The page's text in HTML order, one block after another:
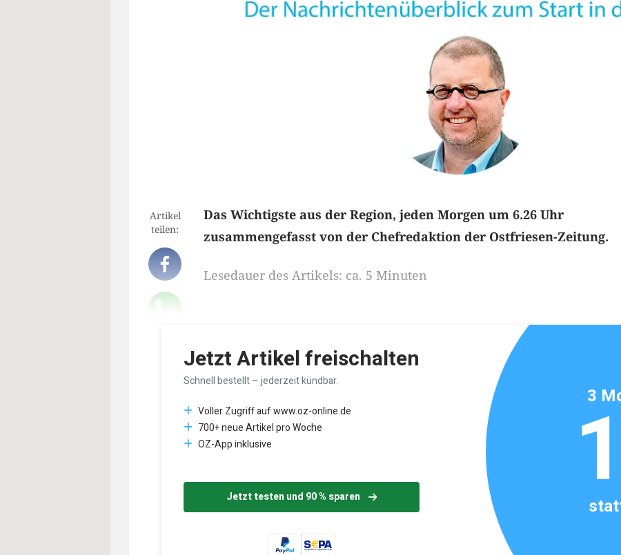
Artikel
teilen:
Das Wichtigste aus der Region, jeden Morgen um 6.26 Uhr
zusammengefasst von der Chefredaktion der Ostfriesen-Zeitung.
Lesedauer des Artikels: ca. 5 Minuten
Jetzt Artikel freischalten
Schnell bestellt – jederzeit kündbar.
Voller Zugriff auf www.oz-online.de
700+ neue Artikel pro Woche
OZ-App inklusive
Jetzt testen und 90 % sparen
3